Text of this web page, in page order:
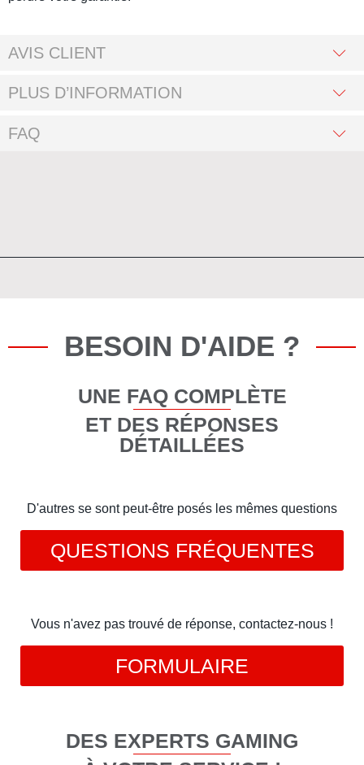
AVIS CLIENT
PLUS D’INFORMATION
FAQ
BESOIN D'AIDE ?
UNE FAQ COMPLÈTE
ET DES RÉPONSES
DÉTAILLÉES
D'autres se sont peut-être posés les mêmes questions
QUESTIONS FRÉQUENTES
Vous n'avez pas trouvé de réponse, contactez-nous !
FORMULAIRE
DES EXPERTS GAMING